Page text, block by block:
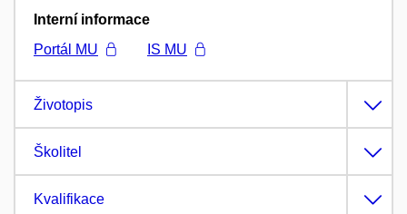
Interní informace
Portál MU
IS MU
Životopis
Školitel
Kvalifikace